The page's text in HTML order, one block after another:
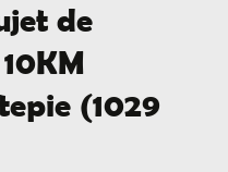
de
(1029